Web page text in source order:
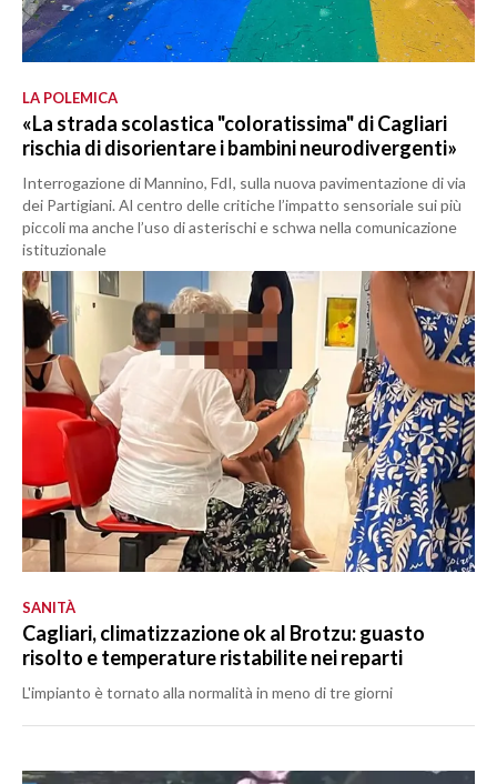
LA POLEMICA
«La strada scolastica "coloratissima" di Cagliari
rischia di disorientare i bambini neurodivergenti»
Interrogazione di Mannino, FdI, sulla nuova pavimentazione di via
dei Partigiani. Al centro delle critiche l’impatto sensoriale sui più
piccoli ma anche l’uso di asterischi e schwa nella comunicazione
istituzionale
SANITÀ
Cagliari, climatizzazione ok al Brotzu: guasto
risolto e temperature ristabilite nei reparti
L'impianto è tornato alla normalità in meno di tre giorni